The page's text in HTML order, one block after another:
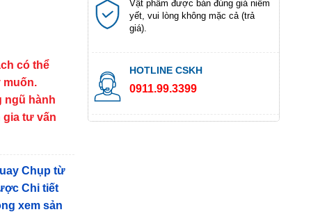
có thể
muốn.
ngũ hành
gia tư vấn
Chụp từ
Chi tiết
xem sản
Vật phẩm được bán đúng giá niêm
yết, vui lòng không mặc cả (trả
giá).
HOTLINE CSKH
0911.99.3399